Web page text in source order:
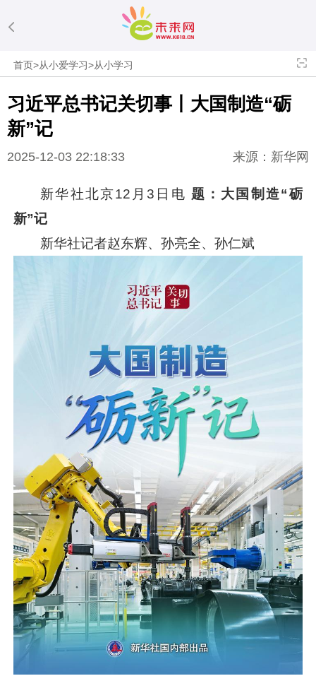
首页>从小爱学习>从小学习
习近平总书记关切事丨大国制造“砺
新”记
2025-12-03 22:18:33 来源：新华网
新华社北京12月3日电 题：大国制造“砺
新”记
新华社记者赵东辉、孙亮全、孙仁斌